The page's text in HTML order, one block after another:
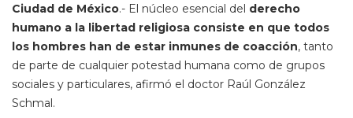
Ciudad de México.- El núcleo esencial del derecho
humano a la libertad religiosa consiste en que todos
los hombres han de estar inmunes de coacción, tanto
de parte de cualquier potestad humana como de grupos
sociales y particulares, afirmó el doctor Raúl González
Schmal.